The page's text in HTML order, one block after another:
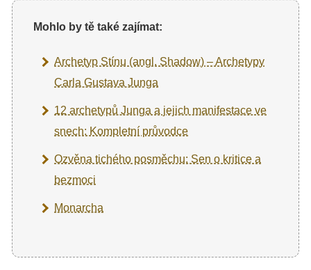
Mohlo by tě také zajímat:
Archetyp Stínu (angl. Shadow) – Archetypy
Carla Gustava Junga
12 archetypů Junga a jejich manifestace ve
snech: Kompletní průvodce
Ozvěna tichého posměchu: Sen o kritice a
bezmoci
Monarcha